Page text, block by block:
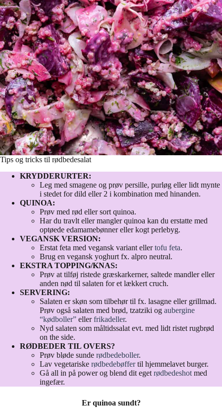
Tips og tricks til rødbedesalat
KRYDDERURTER:
Leg med smagene og prøv persille, purløg eller lidt mynte
i stedet for dild eller 2 i kombination med hinanden.
QUINOA:
Prøv med rød eller sort quinoa.
Har du travlt eller mangler quinoa kan du erstatte med
optøede edamamebønner eller kogt perlebyg.
VEGANSK VERSION:
Erstat feta med vegansk variant ellertofu feta.
Brug en vegansk yoghurt fx. alpro neutral.
EKSTRA TOPPING/KNAS:
Prøv at tilføj ristede græskarkerner, saltede mandler eller
anden nød til salaten for et lækkert cruch.
SERVERING:
Salaten er skøn som tilbehør til fx. lasagne eller grillmad.
Prøv også salaten med brød, tzatziki og aubergine
“kødboller” ellerfrikadeller.
Nyd salaten som måltidssalat evt. med lidt ristet rugbrød
on the side.
RØDBEDER TIL OVERS?
Prøv bløde sunde rødbedeboller.
Lav vegetariske rødbedebøffertil hjemmelavet burger.
Gå all in på power og blend dit eget rødbedeshot med
ingefær.
Er quinoa sundt?